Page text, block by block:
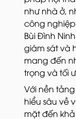
như nhà ở,
công
Bùi Đình
giám sát và
mang đến
trọng và tối
Với nền
hiểu sâu về
mặt đến